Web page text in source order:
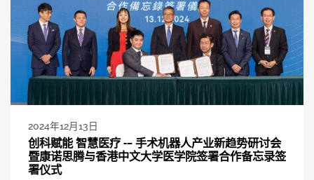
2024年12月13日
创科赋能 智慧医疗 -– 手术机器人产业新趋势研讨会
暨康诺思腾与香港中文大学医学院签署合作备忘录签
署仪式